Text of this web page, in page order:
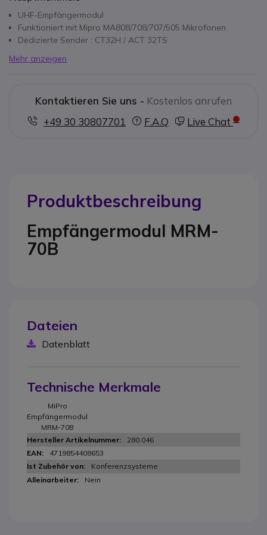
UHF-Empfängermodul
Funktioniert mit Mipro MA808/708/707/505 Mikrofonen
Dedizierte Sender : CT32H / ACT 32TS
Mehr anzeigen
Kontaktieren Sie uns - Kostenlos anrufen
+49 30 30807701
F.A.Q Live Chat
Produktbeschreibung
Empfängermodul MRM-
70B
Dateien
Datenblatt
Technische Merkmale
MiPro
Empfängermodul
MRM-70B
280.046
4719854408653
Konferenzsysteme
Nein